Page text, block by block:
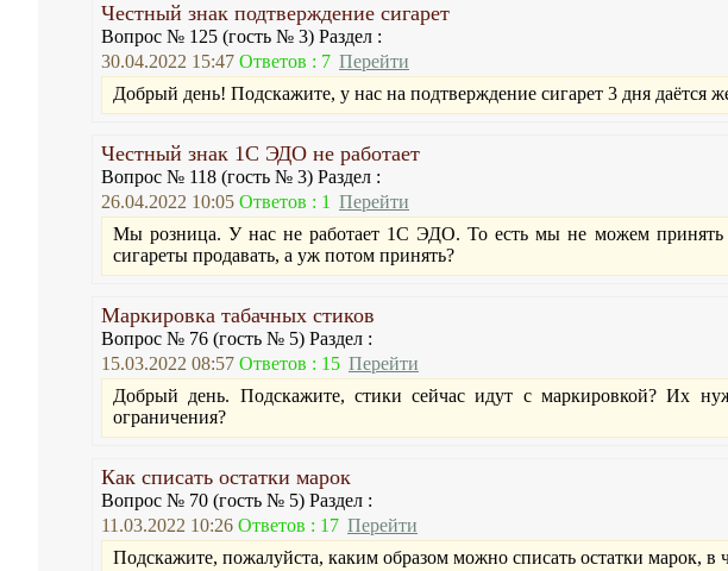
Честный знак подтверждение сигарет
Вопрос № 125 (гость № 3) Раздел :
30.04.2022 15:47 Ответов : 7 Перейти
Добрый день! Подскажите, у нас на подтверждение сигарет 3 дня даётся
Честный знак 1С ЭДО не работает
Вопрос № 118 (гость № 3) Раздел :
26.04.2022 10:05 Ответов : 1 Перейти
Мы розница. У нас не работает 1С ЭДО. То есть мы не можем
сигареты продавать, а уж потом принять?
Маркировка табачных стиков
Вопрос № 76 (гость № 5) Раздел :
15.03.2022 08:57 Ответов : 15 Перейти
Добрый день. Подскажите, стики сейчас идут с маркировкой? Их
ограничения?
Как списать остатки марок
Вопрос № 70 (гость № 5) Раздел :
11.03.2022 10:26 Ответов : 17 Перейти
Подскажите, пожалуйста, каким образом можно списать остатки марок,